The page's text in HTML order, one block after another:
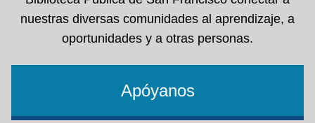
nuestras diversas comunidades al aprendizaje, a
oportunidades y a otras personas.
Apóyanos